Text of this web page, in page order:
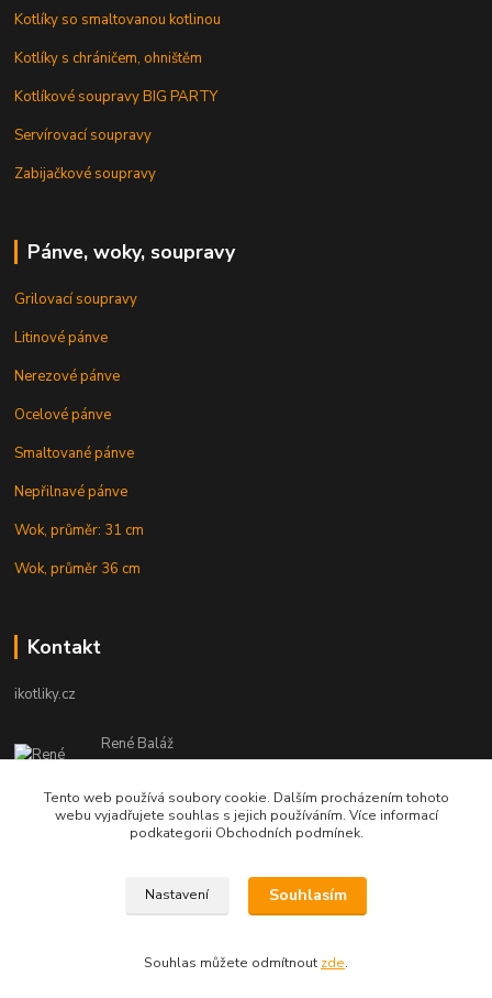
Kotlíky so smaltovanou kotlinou
Kotlíky s chráničem, ohništěm
Kotlíkové soupravy BIG PARTY
Servírovací soupravy
Zabijačkové soupravy
Pánve, woky, soupravy
Grilovací soupravy
Litinové pánve
Nerezové pánve
Ocelové pánve
Smaltované pánve
Nepřilnavé pánve
Wok, průměr: 31 cm
Wok, průměr 36 cm
Kontakt
ikotliky.cz
René Baláž
Eshop: +421 902 212 007
od 8:00 - do 16:00 hod
info@ikotliky.cz
Copyright © 2014-2020 IKOTLIKY.CZ, všetky práva vyhradené..
Tento web používá soubory cookie. Dalším procházením tohoto
webu vyjadřujete souhlas s jejich používáním. Více informací
podkategorii Obchodních podmínek.
Nastavení Souhlasím
Souhlas můžete odmítnout zde.